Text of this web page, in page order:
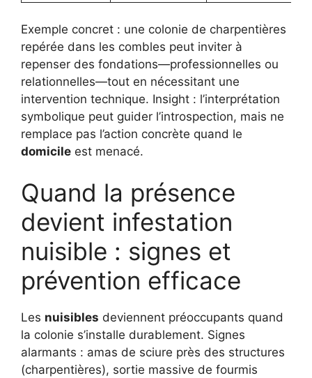
Exemple concret : une colonie de charpentières
repérée dans les combles peut inviter à
repenser des fondations—professionnelles ou
relationnelles—tout en nécessitant une
intervention technique. Insight : l’interprétation
symbolique peut guider l’introspection, mais ne
remplace pas l’action concrète quand le
domicile est menacé.
Quand la présence
devient infestation
nuisible : signes et
prévention efficace
Les nuisibles deviennent préoccupants quand
la colonie s’installe durablement. Signes
alarmants : amas de sciure près des structures
(charpentières), sortie massive de fourmis